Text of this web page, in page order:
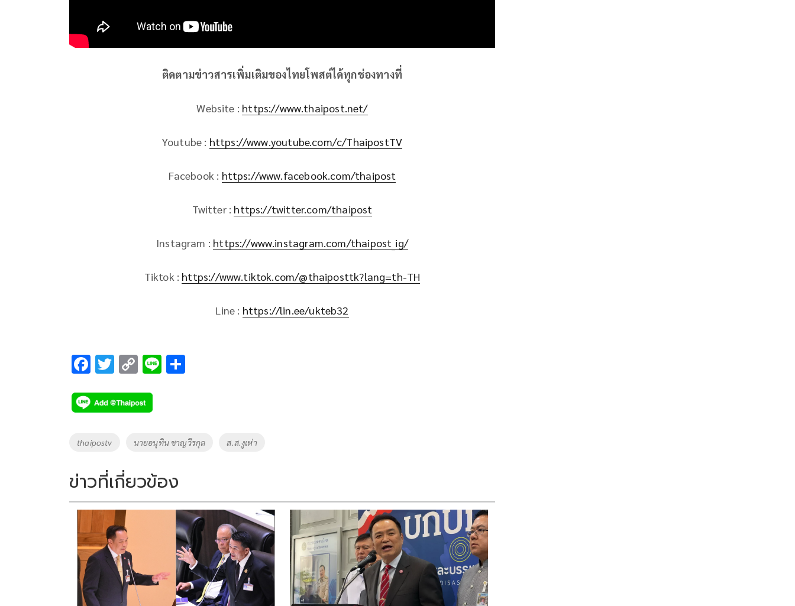
ติดตามข่าวสารเพิ่มเติมของไทยโพสต์ได้ทุกช่องทางที่
Website : https://www.thaipost.net/
Youtube : https://www.youtube.com/c/ThaipostTV
Facebook : https://www.facebook.com/thaipost
Twitter : https://twitter.com/thaipost
Instagram : https://www.instagram.com/thaipost_ig/
Tiktok : https://www.tiktok.com/@thaiposttk?lang=th-TH
Line : https://lin.ee/ukteb32
F
e
b
o
k
T
tt
er
C
p
y
Li
k
Li
Tags
thaipostv นายอนุทิน ชาญวีรกุล ส.ส.งูเห่า
ข่าวที่เกี่ยวข้อง